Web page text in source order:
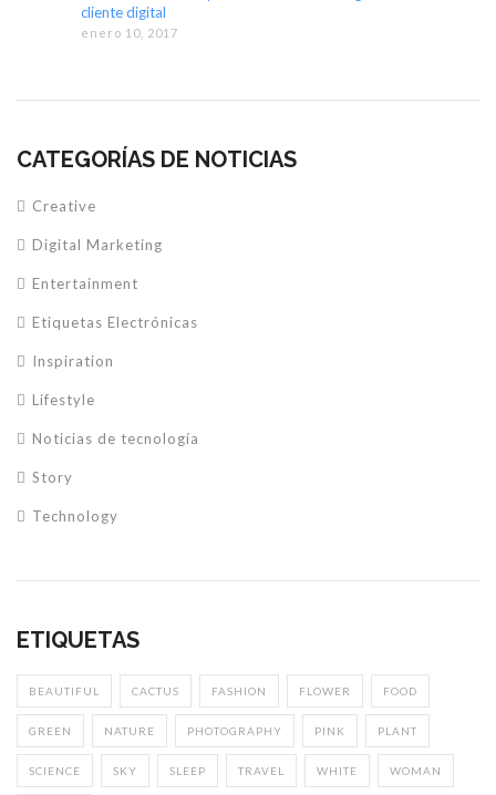
cliente digital
enero 10, 2017
CATEGORÍAS DE NOTICIAS
Creative
Digital Marketing
Entertainment
Etiquetas Electrónicas
Inspiration
Lifestyle
Noticias de tecnología
Story
Technology
ETIQUETAS
BEAUTIFUL CACTUS FASHION FLOWER FOOD
GREEN NATURE PHOTOGRAPHY PINK PLANT
SCIENCE SKY SLEEP TRAVEL WHITE WOMAN